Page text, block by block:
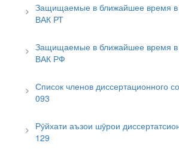
Защищаемые в ближайшее время в
ВАК РТ
Защищаемые в ближайшее время в
ВАК РФ
Список членов диссертационного
093
Рӯйхати аъзои шӯрои
129